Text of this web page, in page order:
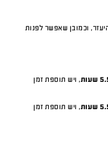
וכמובן שאפשר לפנות
, ויש תוספת זמן
, ויש תוספת זמן